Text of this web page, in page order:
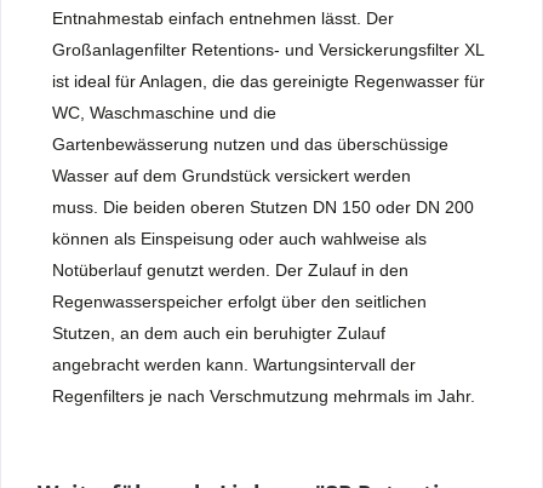
Entnahmestab einfach entnehmen lässt. Der
Großanlagenfilter Retentions- und Versickerungsfilter XL
ist ideal für Anlagen, die das gereinigte Regenwasser für
WC, Waschmaschine und die
Gartenbewässerung nutzen und das überschüssige
Wasser auf dem Grundstück versickert werden
muss. Die beiden oberen Stutzen DN 150 oder DN 200
können als Einspeisung oder auch wahlweise als
Notüberlauf genutzt werden. Der Zulauf in den
Regenwasserspeicher erfolgt über den seitlichen
Stutzen, an dem auch ein beruhigter Zulauf
angebracht werden kann. Wartungsintervall der
Regenfilters je nach Verschmutzung mehrmals im Jahr.